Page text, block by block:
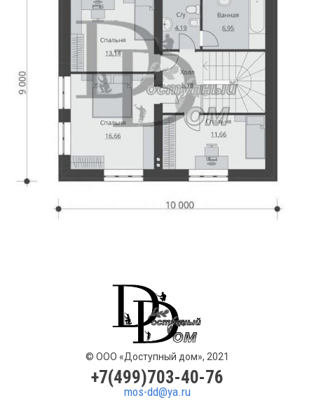
© ООО «Доступный дом», 2021
+7(499)703-40-76
mos-dd@ya.ru